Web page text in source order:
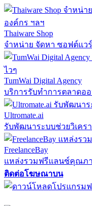
Thaiware Shop
จำหน่าย จัดหา ซอฟต์แว
TumWai Digital Agency
บริการรับทำการตลาดอ
Ultromate.ai
รับพัฒนาระบบช่วยวิเคร
FreelanceBay
แหล่งรวมฟรีแลนซ์คุณภ
ติดต่อโฆษณาบน